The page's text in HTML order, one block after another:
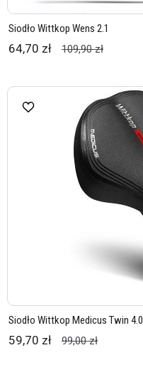
Siodło Wittkop Wens 2.1
64,70 zł 109,90 zł
Siodło Wittkop Medicus Twin 4.0
59,70 zł 99,00 zł